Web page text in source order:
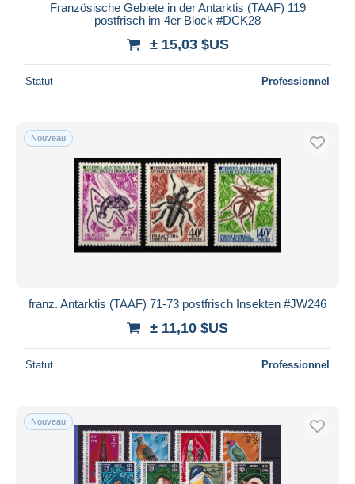
Französische Gebiete in der Antarktis (TAAF) 119
postfrisch im 4er Block #DCK28
± 15,03 $US
Statut Professionnel
Nouveau
franz. Antarktis (TAAF) 71-73 postfrisch Insekten #JW246
± 11,10 $US
Statut Professionnel
Nouveau